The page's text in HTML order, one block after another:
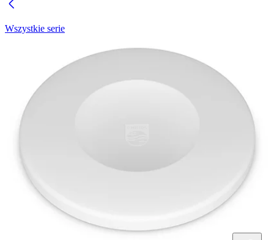
Wszystkie serie